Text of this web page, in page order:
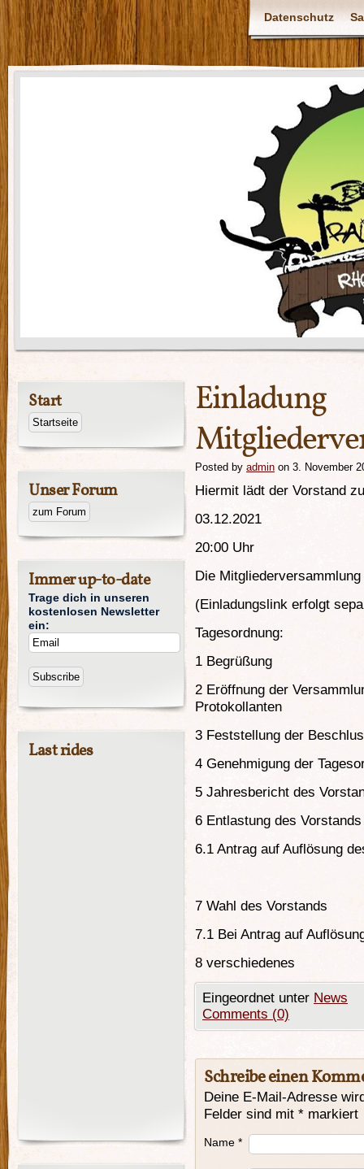
Datenschutz
Einladung
Posted by admin on 3. November
Hiermit lädt der Vorstand
03.12.2021
20:00 Uhr
Die
(Einladungslink erfolgt
Tagesordnung:
1 Begrüßung
2 Eröffnung der
Protokollanten
3 Feststellung der
4 Genehmigung der
5 Jahresbericht des
6 Entlastung des Vorstands
6.1 Antrag auf Auflösung
7 Wahl des Vorstands
7.1 Bei Antrag auf
8 verschiedenes
Eingeordnet unter News
Comments (0)
Schreibe einen
Deine E-Mail-Adresse
Felder sind mit * markiert
Name *
Start
Unser Forum
Immer up-to-date
Trage dich in unseren
kostenlosen Newsletter
ein:
Last rides